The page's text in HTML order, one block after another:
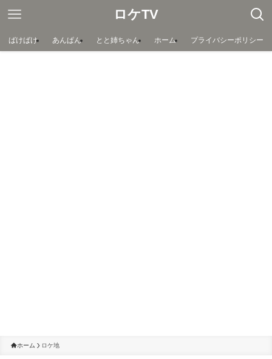
ロケTV
ばけばけ あんぱん とと姉ちゃん ホーム プライバシーポリシー
ホーム ロケ地